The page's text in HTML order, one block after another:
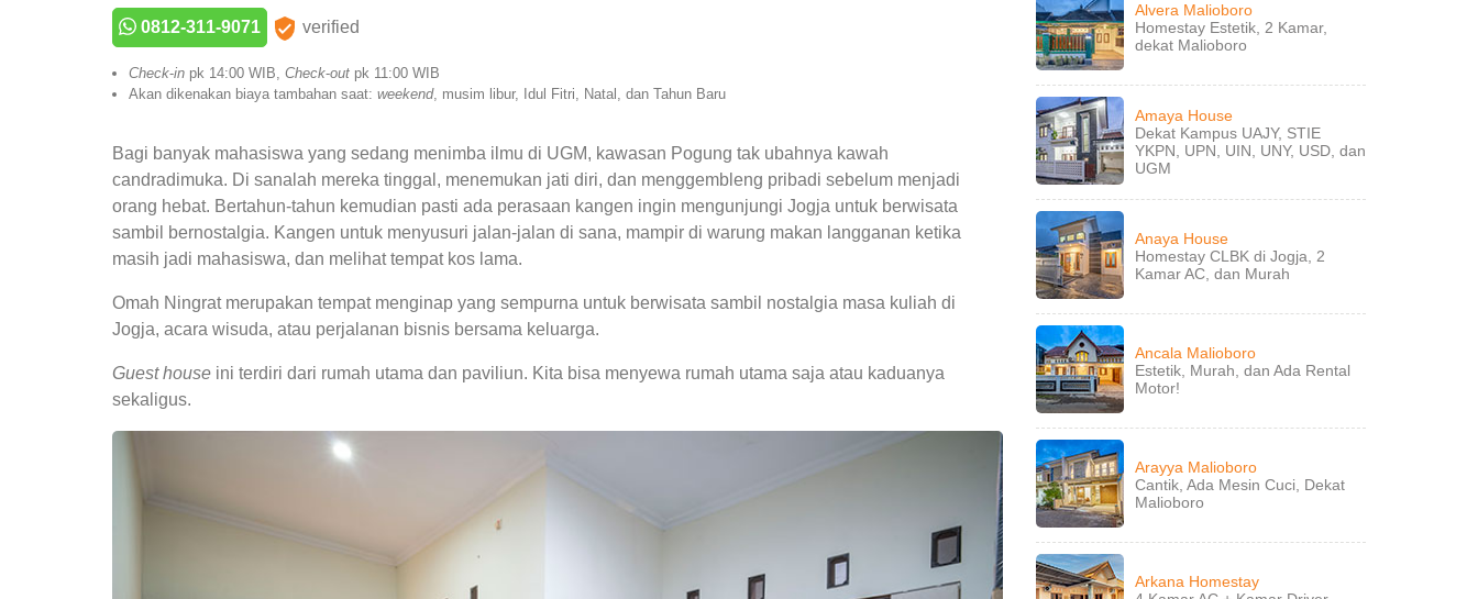
0812-311-9071 verified
Check-in pk 14:00 WIB, Check-out pk 11:00 WIB
Akan dikenakan biaya tambahan saat: weekend, musim libur, Idul Fitri, Natal, dan Tahun Baru
Bagi banyak mahasiswa yang sedang menimba ilmu di UGM, kawasan Pogung tak ubahnya kawah
candradimuka. Di sanalah mereka tinggal, menemukan jati diri, dan menggembleng pribadi sebelum menjadi
orang hebat. Bertahun-tahun kemudian pasti ada perasaan kangen ingin mengunjungi Jogja untuk berwisata
sambil bernostalgia. Kangen untuk menyusuri jalan-jalan di sana, mampir di warung makan langganan ketika
masih jadi mahasiswa, dan melihat tempat kos lama.
Omah Ningrat merupakan tempat menginap yang sempurna untuk berwisata sambil nostalgia masa kuliah di
Jogja, acara wisuda, atau perjalanan bisnis bersama keluarga.
Guest house ini terdiri dari rumah utama dan paviliun. Kita bisa menyewa rumah utama saja atau kaduanya
sekaligus.
Alvera Malioboro
Homestay Estetik, 2 Kamar,
dekat Malioboro
Amaya House
Dekat Kampus UAJY, STIE
YKPN, UPN, UIN, UNY, USD, dan
UGM
Anaya House
Homestay CLBK di Jogja, 2
Kamar AC, dan Murah
Ancala Malioboro
Estetik, Murah, dan Ada Rental
Motor!
Arayya Malioboro
Cantik, Ada Mesin Cuci, Dekat
Malioboro
Arkana Homestay